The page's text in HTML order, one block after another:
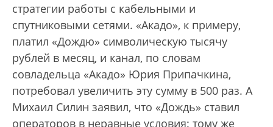
стратегии работы с кабельными и
спутниковыми сетями. «Акадо», к примеру,
платил «Дождю» символическую тысячу
рублей в месяц, и канал, по словам
совладельца «Акадо» Юрия Припачкина,
потребовал увеличить эту сумму в 500 раз. А
Михаил Силин заявил, что «Дождь» ставил
операторов в неравные условия: тому же